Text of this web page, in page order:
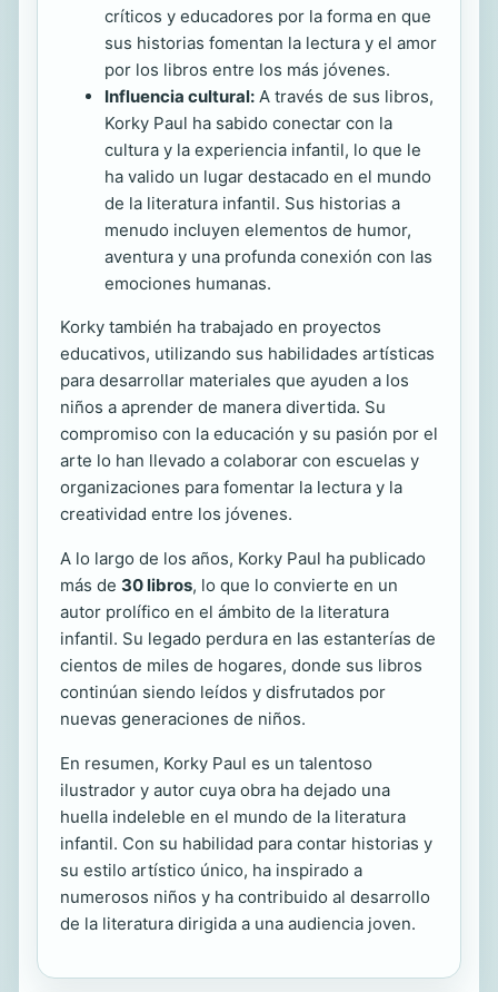
críticos y educadores por la forma en que
sus historias fomentan la lectura y el amor
por los libros entre los más jóvenes.
Influencia cultural: A través de sus libros,
Korky Paul ha sabido conectar con la
cultura y la experiencia infantil, lo que le
ha valido un lugar destacado en el mundo
de la literatura infantil. Sus historias a
menudo incluyen elementos de humor,
aventura y una profunda conexión con las
emociones humanas.
Korky también ha trabajado en proyectos
educativos, utilizando sus habilidades artísticas
para desarrollar materiales que ayuden a los
niños a aprender de manera divertida. Su
compromiso con la educación y su pasión por el
arte lo han llevado a colaborar con escuelas y
organizaciones para fomentar la lectura y la
creatividad entre los jóvenes.
A lo largo de los años, Korky Paul ha publicado
más de 30 libros, lo que lo convierte en un
autor prolífico en el ámbito de la literatura
infantil. Su legado perdura en las estanterías de
cientos de miles de hogares, donde sus libros
continúan siendo leídos y disfrutados por
nuevas generaciones de niños.
En resumen, Korky Paul es un talentoso
ilustrador y autor cuya obra ha dejado una
huella indeleble en el mundo de la literatura
infantil. Con su habilidad para contar historias y
su estilo artístico único, ha inspirado a
numerosos niños y ha contribuido al desarrollo
de la literatura dirigida a una audiencia joven.